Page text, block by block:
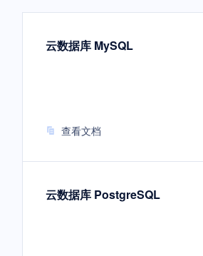
云数据库 MySQL
查看文档
云数据库 PostgreSQL